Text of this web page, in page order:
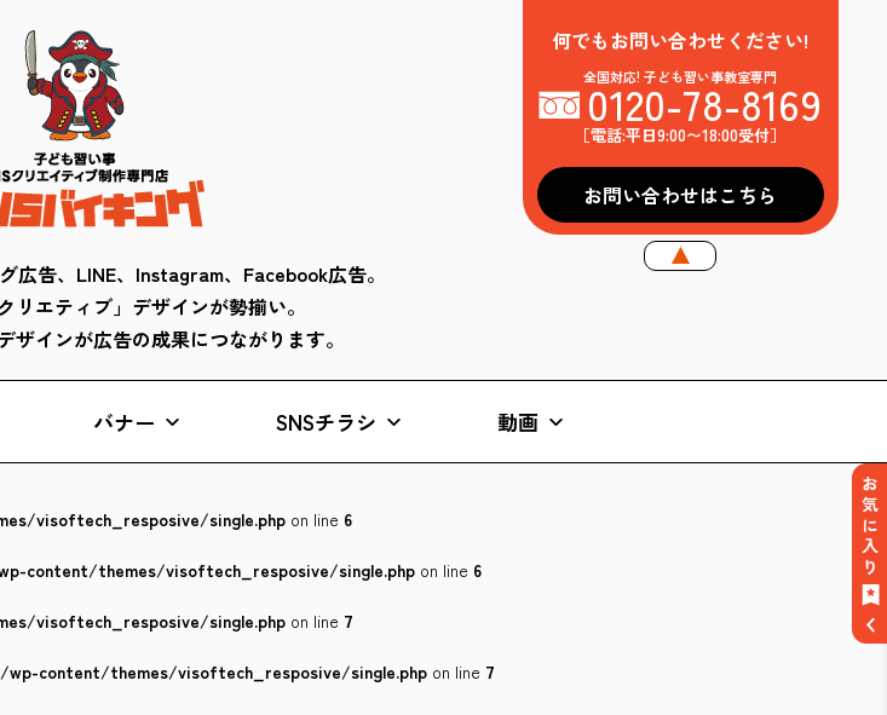
広告、LINE、Instagram、Facebook広告。
リエティブ」デザインが勢揃い。
ザインが広告の成果につながります。
何でもお問い合わせください!
全国対応! 子ども習い事教室専門
0120-78-8169
［電話:平日9:00〜18:00受付］
お問い合わせはこちら
バナー SNSチラシ 動画
visoftech_resposive/single.php on line 6
content/themes/visoftech_resposive/single.php on line 6
visoftech_resposive/single.php on line 7
content/themes/visoftech_resposive/single.php on line 7
お気に入り